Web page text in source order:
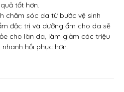
tốt hơn.
chăm sóc da từ bước vệ sinh
đặc trị và dưỡng ẩm cho da sẽ
cho làn da, làm giảm các triệu
hồi phục hơn.